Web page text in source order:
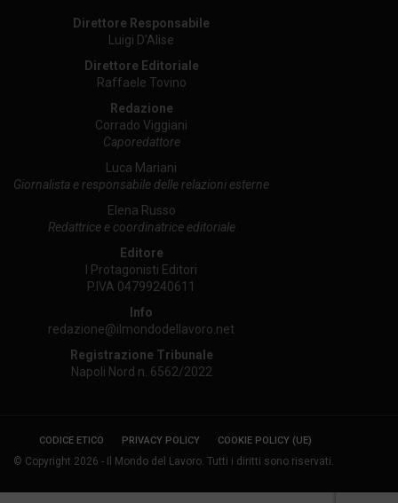
Direttore Responsabile
Luigi D’Alise
Direttore Editoriale
Raffaele Tovino
Redazione
Corrado Viggiani
Caporedattore
Luca Mariani
Giornalista e responsabile delle relazioni esterne
Elena Russo
Redattrice e coordinatrice editoriale
Editore
I Protagonisti Editori
P.IVA 04799240611
Info
redazione@ilmondodellavoro.net
Registrazione Tribunale
Napoli Nord n. 6562/2022
CODICE ETICO PRIVACY POLICY COOKIE POLICY (UE)
© Copyright 2026 - Il Mondo del Lavoro. Tutti i diritti sono riservati.